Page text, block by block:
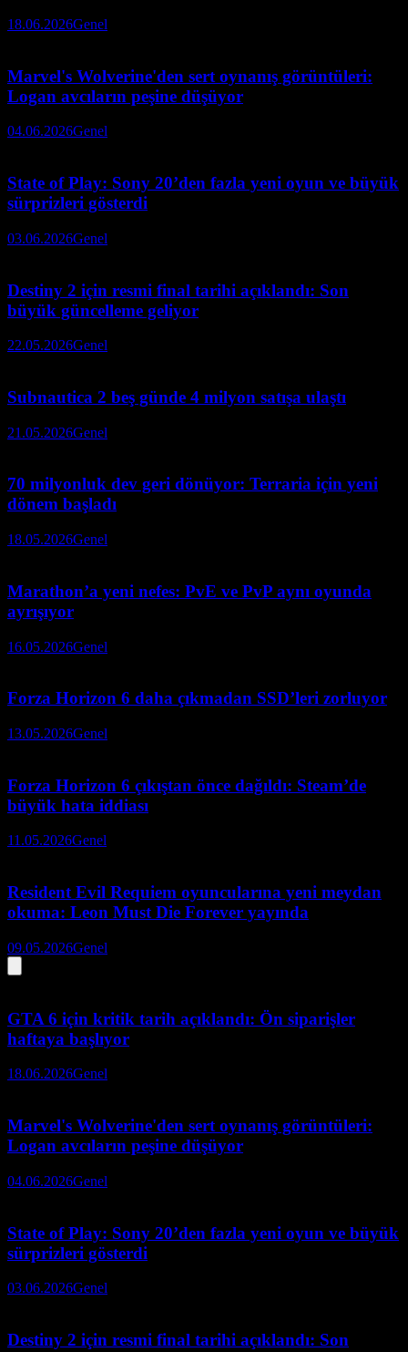
18.06.2026Genel
Marvel's Wolverine'den sert oynanış görüntüleri:
Logan avcıların peşine düşüyor
04.06.2026Genel
State of Play: Sony 20’den fazla yeni oyun ve büyük
sürprizleri gösterdi
03.06.2026Genel
Destiny 2 için resmi final tarihi açıklandı: Son
büyük güncelleme geliyor
22.05.2026Genel
Subnautica 2 beş günde 4 milyon satışa ulaştı
21.05.2026Genel
70 milyonluk dev geri dönüyor: Terraria için yeni
dönem başladı
18.05.2026Genel
Marathon’a yeni nefes: PvE ve PvP aynı oyunda
ayrışıyor
16.05.2026Genel
Forza Horizon 6 daha çıkmadan SSD’leri zorluyor
13.05.2026Genel
Forza Horizon 6 çıkıştan önce dağıldı: Steam’de
büyük hata iddiası
11.05.2026Genel
Resident Evil Requiem oyuncularına yeni meydan
okuma: Leon Must Die Forever yayında
09.05.2026Genel
GTA 6 için kritik tarih açıklandı: Ön siparişler
haftaya başlıyor
18.06.2026Genel
Marvel's Wolverine'den sert oynanış görüntüleri:
Logan avcıların peşine düşüyor
04.06.2026Genel
State of Play: Sony 20’den fazla yeni oyun ve büyük
sürprizleri gösterdi
03.06.2026Genel
Destiny 2 için resmi final tarihi açıklandı: Son